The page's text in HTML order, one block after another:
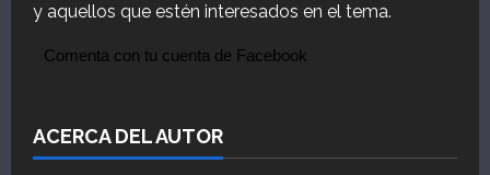
y aquellos que estén interesados en el tema.
Comenta con tu cuenta de Facebook
ACERCA DEL AUTOR